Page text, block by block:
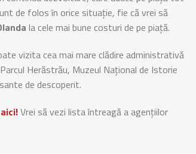
de folos în orice situație, fie că vrei să
la cele mai bune costuri de pe piață.
vizita cea mai mare clădire administrativă
Herăstrău, Muzeul Național de Istorie
de descoperit.
Vrei să vezi lista întreagă a agențiilor